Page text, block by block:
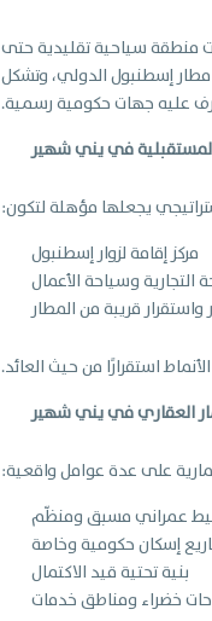
منطقة سياحية تقليدية حتى
مطار إسطنبول الدولي، وتشكل
عليه جهات حكومية رسمية.
في يني شهير
يجعلها مؤهلة لتكون:
مركز إقامة لزوار إسطنبول
وسياحة الأعمال
قريبة من المطار
استقرارًا من حيث العائد.
العقاري في يني شهير
على عدة عوامل واقعية:
عمراني مسبق ومنظّم
إسكان حكومية وخاصة
بنية تحتية قيد الاكتمال
خضراء ومناطق خدمات